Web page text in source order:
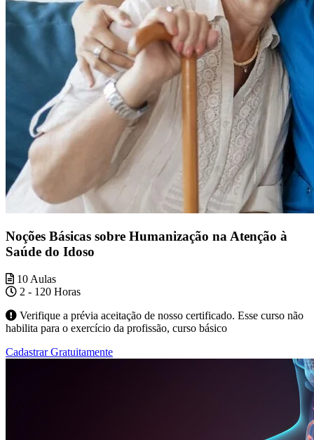
Noções Básicas sobre Humanização na Atenção à
Saúde do Idoso
10 Aulas
2 - 120 Horas
Verifique a prévia aceitação de nosso certificado. Esse curso não
habilita para o exercício da profissão, curso básico
Cadastrar Gratuitamente